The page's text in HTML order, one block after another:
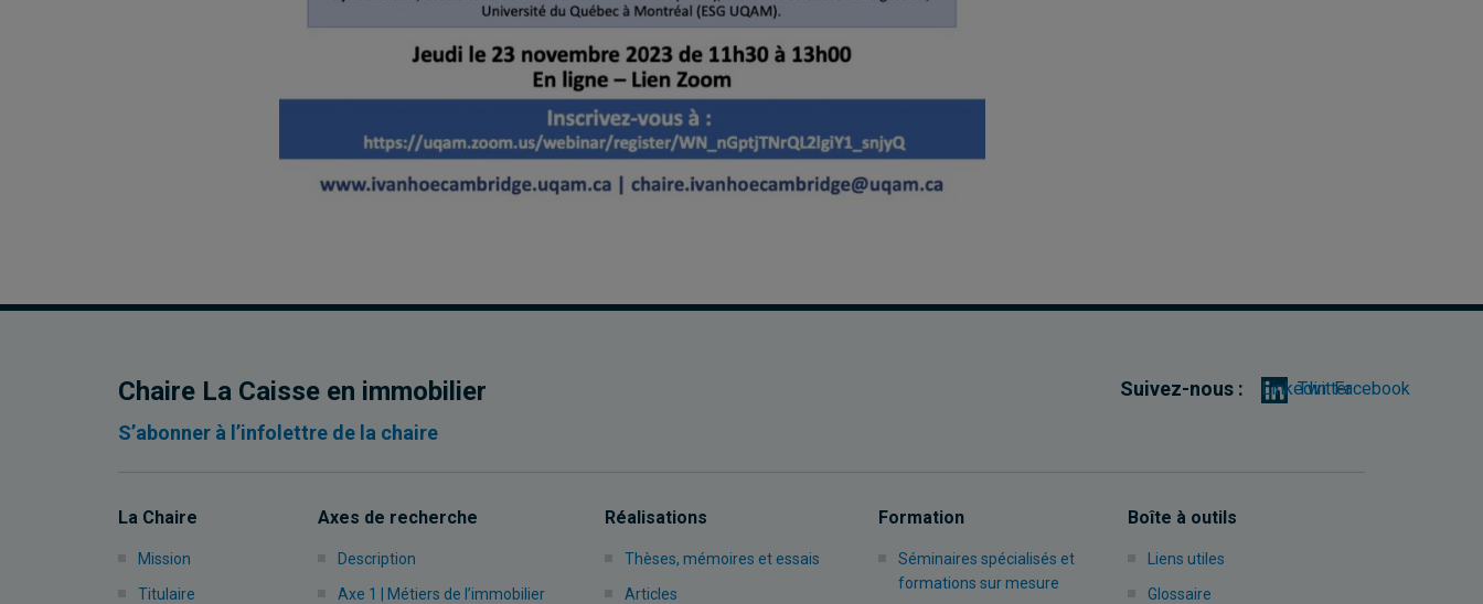
Chaire La Caisse en immobilier
La Chaire
Mission
Titulaire
Axes de recherche
Description
Axe 1 | Métiers de l’immobilier
Réalisations
Thèses, mémoires et essais
Articles
Formation
Séminaires spécialisés et
formations sur mesure
Boîte à outils
Liens utiles
Glossaire
S’abonner à l’infolettre de la chaire
Suivez-nous : LinkedinTwitterFacebook